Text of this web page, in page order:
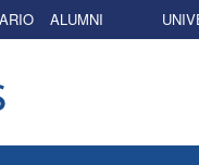
ALUMNI